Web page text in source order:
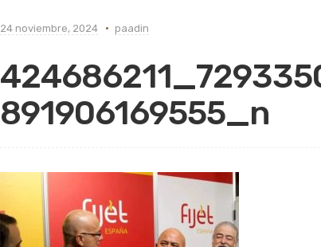
24 noviembre, 2024 paadin
891906169555_n